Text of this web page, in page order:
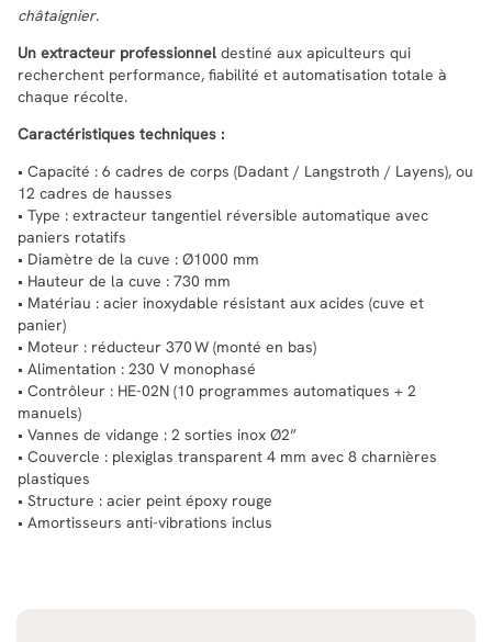
châtaignier.
Un extracteur professionnel destiné aux apiculteurs qui
recherchent performance, fiabilité et automatisation totale à
chaque récolte.
Caractéristiques techniques :
• Capacité : 6 cadres de corps (Dadant / Langstroth / Layens), ou
12 cadres de hausses
• Type : extracteur tangentiel réversible automatique avec
paniers rotatifs
• Diamètre de la cuve : Ø1000 mm
• Hauteur de la cuve : 730 mm
• Matériau : acier inoxydable résistant aux acides (cuve et
panier)
• Moteur : réducteur 370 W (monté en bas)
• Alimentation : 230 V monophasé
• Contrôleur : HE-02N (10 programmes automatiques + 2
manuels)
• Vannes de vidange : 2 sorties inox Ø2”
• Couvercle : plexiglas transparent 4 mm avec 8 charnières
plastiques
• Structure : acier peint époxy rouge
• Amortisseurs anti-vibrations inclus